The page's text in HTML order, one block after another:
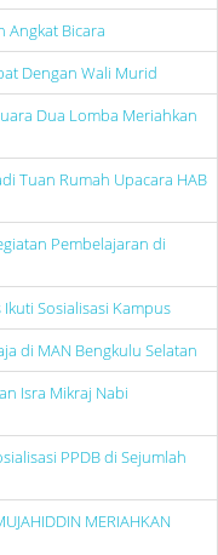
Angkat Bicara
Dengan Wali Murid
Dua Lomba Meriahkan
Tuan Rumah Upacara HAB
Pembelajaran di
Sosialisasi Kampus
di MAN Bengkulu Selatan
Isra Mikraj Nabi
PPDB di Sejumlah
MERIAHKAN